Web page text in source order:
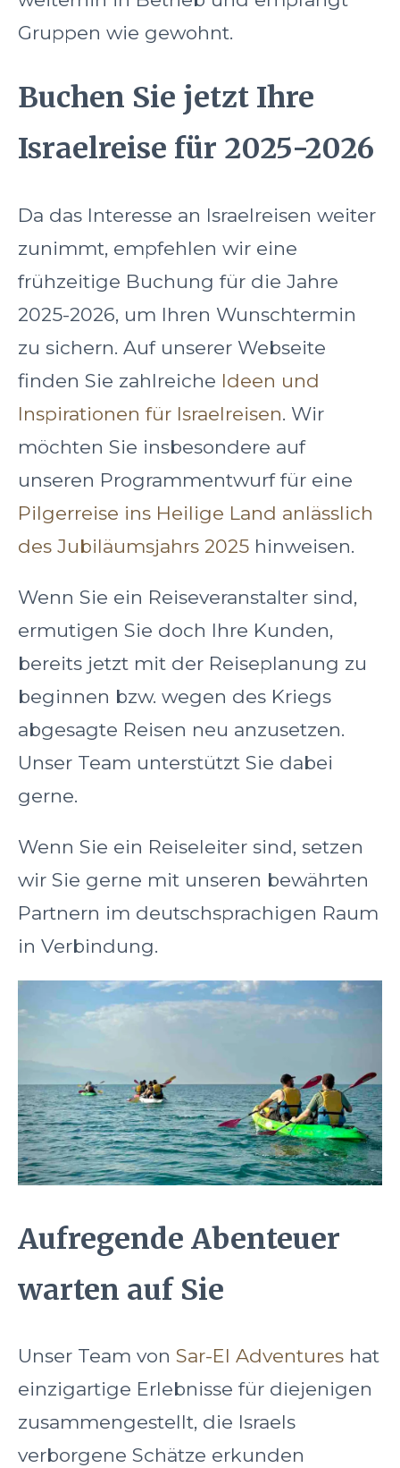
Gruppen wie gewohnt.
Buchen Sie jetzt Ihre
Israelreise für 2025-2026
Da das Interesse an Israelreisen weiter
zunimmt, empfehlen wir eine
frühzeitige Buchung für die Jahre
2025-2026, um Ihren Wunschtermin
zu sichern. Auf unserer Webseite
finden Sie zahlreiche Ideen und
Inspirationen für Israelreisen. Wir
möchten Sie insbesondere auf
unseren Programmentwurf für eine
Pilgerreise ins Heilige Land anlässlich
des Jubiläumsjahrs 2025 hinweisen.
Wenn Sie ein Reiseveranstalter sind,
ermutigen Sie doch Ihre Kunden,
bereits jetzt mit der Reiseplanung zu
beginnen bzw. wegen des Kriegs
abgesagte Reisen neu anzusetzen.
Unser Team unterstützt Sie dabei
gerne.
Wenn Sie ein Reiseleiter sind, setzen
wir Sie gerne mit unseren bewährten
Partnern im deutschsprachigen Raum
in Verbindung.
Aufregende Abenteuer
warten auf Sie
Unser Team von Sar-El Adventures hat
einzigartige Erlebnisse für diejenigen
zusammengestellt, die Israels
verborgene Schätze erkunden